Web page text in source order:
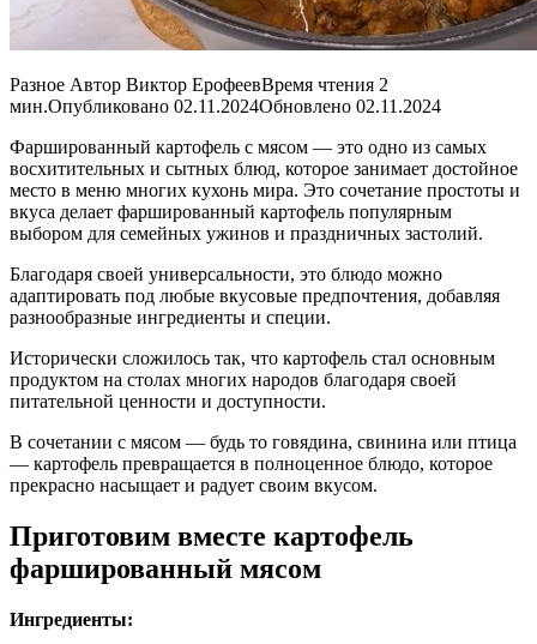
Разное Автор Виктор ЕрофеевВремя чтения 2
мин.Опубликовано 02.11.2024Обновлено 02.11.2024
Фаршированный картофель с мясом — это одно из самых
восхитительных и сытных блюд, которое занимает достойное
место в меню многих кухонь мира. Это сочетание простоты и
вкуса делает фаршированный картофель популярным
выбором для семейных ужинов и праздничных застолий.
Благодаря своей универсальности, это блюдо можно
адаптировать под любые вкусовые предпочтения, добавляя
разнообразные ингредиенты и специи.
Исторически сложилось так, что картофель стал основным
продуктом на столах многих народов благодаря своей
питательной ценности и доступности.
В сочетании с мясом — будь то говядина, свинина или птица
— картофель превращается в полноценное блюдо, которое
прекрасно насыщает и радует своим вкусом.
Приготовим вместе картофель
фаршированный мясом
Ингредиенты: